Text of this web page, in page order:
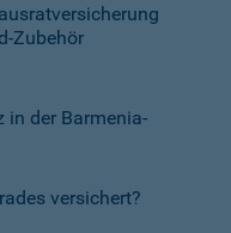
Zubehör
in der Barmenia-
versichert?